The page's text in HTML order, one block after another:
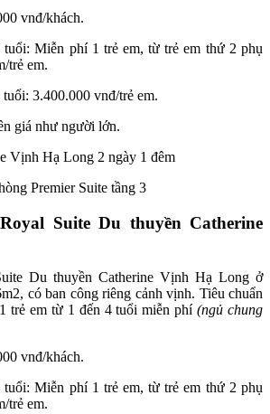
vnđ/khách.
Miễn phí 1 trẻ em, từ trẻ em thứ 2 phụ
trẻ em.
3.400.000 vnđ/trẻ em.
giá như người lớn.
Premier Suite tầng 3
Suite Du thuyền Catherine
Du thuyền Catherine Vịnh Hạ Long ở
có ban công riêng cảnh vịnh. Tiêu chuẩn
trẻ em từ 1 đến 4 tuổi miễn phí(ngủ chung
vnđ/khách.
Miễn phí 1 trẻ em, từ trẻ em thứ 2 phụ
trẻ em.